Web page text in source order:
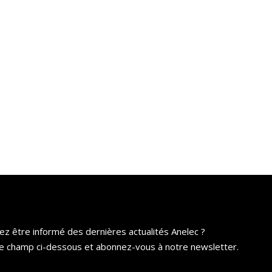
être informé des dernières actualités Anelec ?
champ ci-dessous et abonnez-vous à notre newsletter.